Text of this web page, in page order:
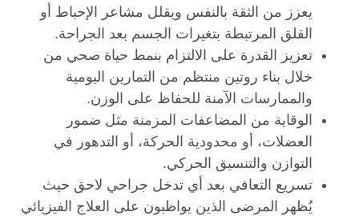
يعزز من الثقة بالنفس ويقلل مشاعر الإحباط أو
القلق المرتبطة بتغيرات الجسم بعد الجراحة.
تعزيز القدرة على الالتزام بنمط حياة صحي من
خلال بناء روتين منتظم من التمارين اليومية
والممارسات الآمنة للحفاظ على الوزن.
الوقاية من المضاعفات المزمنة مثل ضمور
العضلات، أو محدودية الحركة، أو التدهور في
التوازن والتنسيق الحركي.
تسريع التعافي بعد أي تدخل جراحي لاحق حيث
يُظهر المرضى الذين يواظبون على العلاج الفيزيائي